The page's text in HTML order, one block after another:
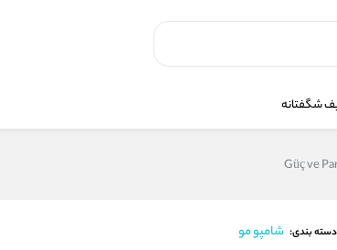
شگفتانه
دسته بندی: شامپو مو